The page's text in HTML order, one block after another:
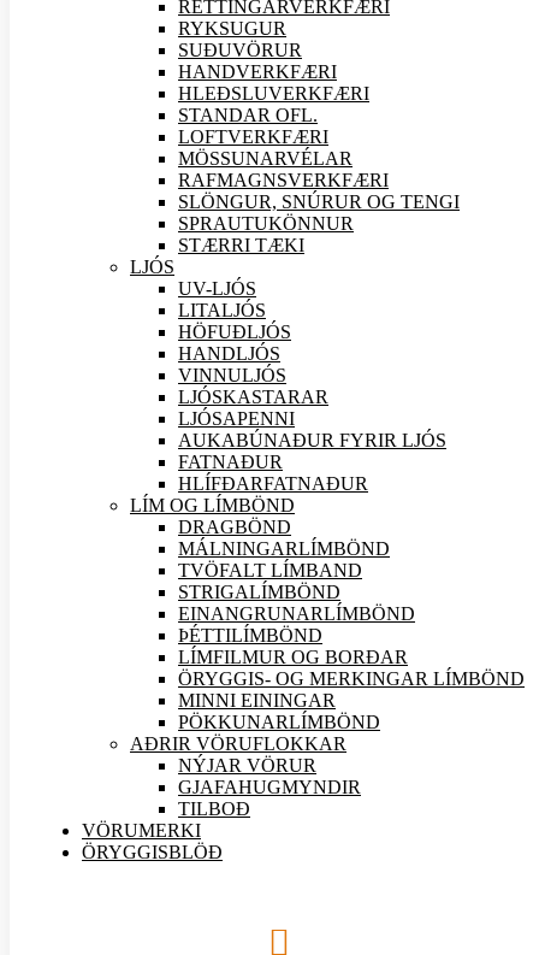
RÉTTINGARVERKFÆRI
RYKSUGUR
SUÐUVÖRUR
HANDVERKFÆRI
HLEÐSLUVERKFÆRI
STANDAR OFL.
LOFTVERKFÆRI
MÖSSUNARVÉLAR
RAFMAGNSVERKFÆRI
SLÖNGUR, SNÚRUR OG TENGI
SPRAUTUKÖNNUR
STÆRRI TÆKI
LJÓS
UV-LJÓS
LITALJÓS
HÖFUÐLJÓS
HANDLJÓS
VINNULJÓS
LJÓSKASTARAR
LJÓSAPENNI
AUKABÚNAÐUR FYRIR LJÓS
FATNAÐUR
HLÍFÐARFATNAÐUR
LÍM OG LÍMBÖND
DRAGBÖND
MÁLNINGARLÍMBÖND
TVÖFALT LÍMBAND
STRIGALÍMBÖND
EINANGRUNARLÍMBÖND
ÞÉTTILÍMBÖND
LÍMFILMUR OG BORÐAR
ÖRYGGIS- OG MERKINGAR LÍMBÖND
MINNI EININGAR
PÖKKUNARLÍMBÖND
AÐRIR VÖRUFLOKKAR
NÝJAR VÖRUR
GJAFAHUGMYNDIR
TILBOÐ
VÖRUMERKI
ÖRYGGISBLÖÐ
